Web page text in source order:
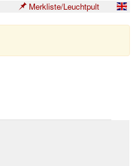
Merkliste/Leuchtpult